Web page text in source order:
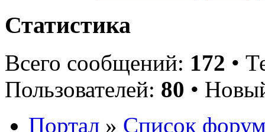
Статистика
Всего сообщений: 172 •
Пользователей: 80 •
Портал » Список